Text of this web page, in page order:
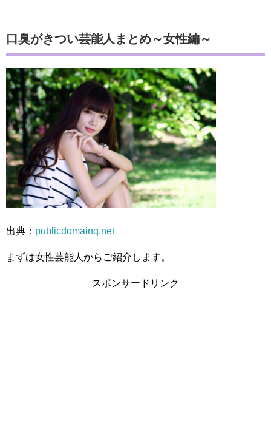
口臭がきつい芸能人まとめ～女性編～
出典： publicdomainq.net
まずは女性芸能人からご紹介します。
スポンサードリンク